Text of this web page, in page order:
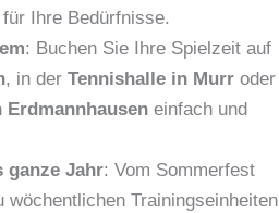
Ihre Bedürfnisse.
: Buchen Sie Ihre Spielzeit auf
, in der Tennishalle in Murr oder
einfach und
ganze Jahr: Vom Sommerfest
wöchentlichen Trainingseinheiten